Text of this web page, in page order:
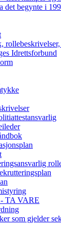
det begynte i
rollebeskrivelser,
Idrettsforbund
- TA VARE
som gjelder